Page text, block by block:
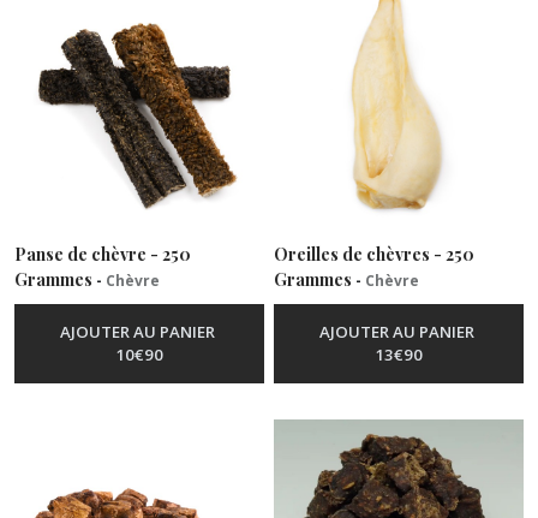
Panse de chèvre - 250
Grammes - Chèvre
AJOUTER AU PANIER
10€90
Oreilles de chèvres - 250
Grammes - Chèvre
AJOUTER AU PANIER
13€90
Chèvre
(5)
Poisson
Porc